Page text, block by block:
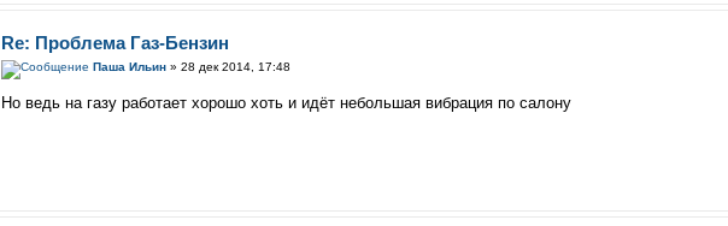
Re: Проблема Газ-Бензин
Паша Ильин» 28 дек 2014, 17:48
Но ведь на газу работает хорошо хоть и идёт небольшая вибрация по салону